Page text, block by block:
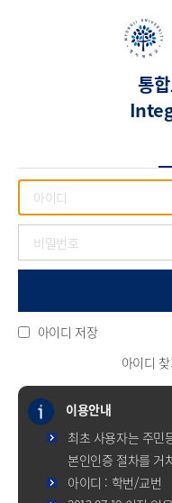
통
아이디 저장
아이디
이용안내
최초 사용자는 주민
본인인증 절차를 거
아이디 : 학번/교번